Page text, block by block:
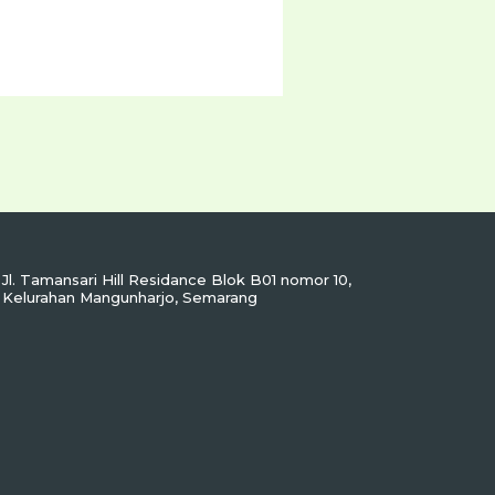
Jl. Tamansari Hill Residance Blok B01 nomor 10,
Kelurahan Mangunharjo, Semarang